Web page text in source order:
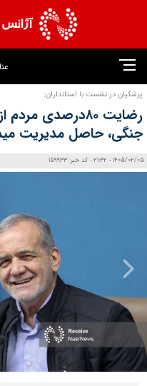
پزشکیان در نشست با استانداران:
رضایت ۸۰درصدی
جنگی، حاصل مدیریت
1405/02/05 - 21:32 - کد خبر: 159933